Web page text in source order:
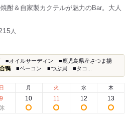
酎＆自家製カクテルが魅力のBar。大人
人
■オイルサーディン ■鹿児島県産さつま揚
合鴨 ■ベーコン ■つぶ貝 ■タコ...
日
9
月
10
火
11
水
12
木
13